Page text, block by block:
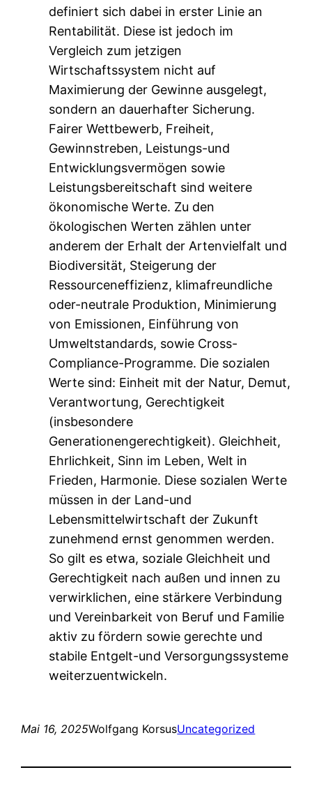
definiert sich dabei in erster Linie an
Rentabilität. Diese ist jedoch im
Vergleich zum jetzigen
Wirtschaftssystem nicht auf
Maximierung der Gewinne ausgelegt,
sondern an dauerhafter Sicherung.
Fairer Wettbewerb, Freiheit,
Gewinnstreben, Leistungs-und
Entwicklungsvermögen sowie
Leistungsbereitschaft sind weitere
ökonomische Werte. Zu den
ökologischen Werten zählen unter
anderem der Erhalt der Artenvielfalt und
Biodiversität, Steigerung der
Ressourceneffizienz, klimafreundliche
oder-neutrale Produktion, Minimierung
von Emissionen, Einführung von
Umweltstandards, sowie Cross-
Compliance-Programme. Die sozialen
Werte sind: Einheit mit der Natur, Demut,
Verantwortung, Gerechtigkeit
(insbesondere
Generationengerechtigkeit). Gleichheit,
Ehrlichkeit, Sinn im Leben, Welt in
Frieden, Harmonie. Diese sozialen Werte
müssen in der Land-und
Lebensmittelwirtschaft der Zukunft
zunehmend ernst genommen werden.
So gilt es etwa, soziale Gleichheit und
Gerechtigkeit nach außen und innen zu
verwirklichen, eine stärkere Verbindung
und Vereinbarkeit von Beruf und Familie
aktiv zu fördern sowie gerechte und
stabile Entgelt-und Versorgungssysteme
weiterzuentwickeln.
Mai 16, 2025Wolfgang KorsusUncategorized